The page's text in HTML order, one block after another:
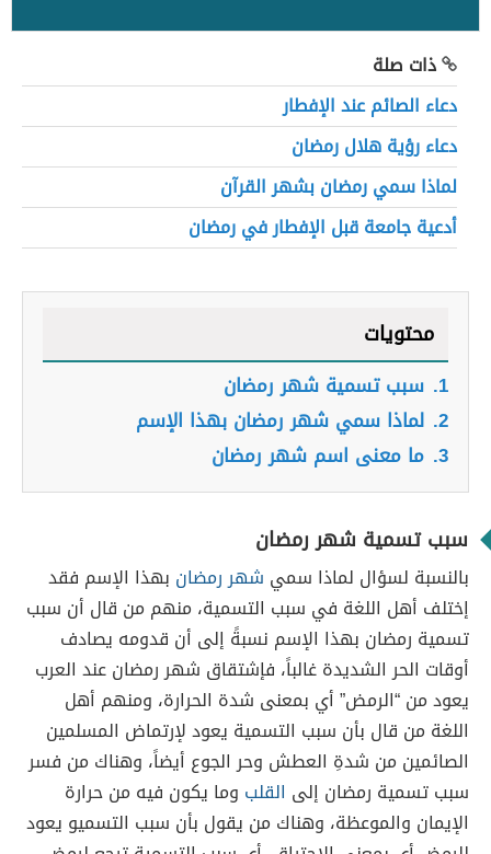
ذات صلة
دعاء الصائم عند الإفطار
دعاء رؤية هلال رمضان
لماذا سمي رمضان بشهر القرآن
أدعية جامعة قبل الإفطار في رمضان
محتويات
1. سبب تسمية شهر رمضان
2. لماذا سمي شهر رمضان بهذا الإسم
3. ما معنى اسم شهر رمضان
سبب تسمية شهر رمضان
بالنسبة لسؤال لماذا سمي شهر رمضان بهذا الإسم فقد
إختلف أهل اللغة في سبب التسمية، منهم من قال أن سبب
تسمية رمضان بهذا الإسم نسبةً إلى أن قدومه يصادف
أوقات الحر الشديدة غالباً، فإشتقاق شهر رمضان عند العرب
يعود من “الرمض” أي بمعنى شدة الحرارة، ومنهم أهل
اللغة من قال بأن سبب التسمية يعود لإرتماض المسلمين
الصائمين من شدةِ العطش وحر الجوع أيضاً، وهناك من فسر
سبب تسمية رمضان إلى القلب وما يكون فيه من حرارة
الإيمان والموعظة، وهناك من يقول بأن سبب التسميو يعود